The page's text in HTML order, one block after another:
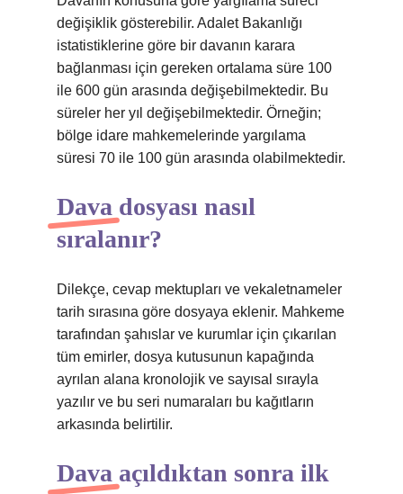
değişiklik gösterebilir. Adalet Bakanlığı
istatistiklerine göre bir davanın karara
bağlanması için gereken ortalama süre 100
ile 600 gün arasında değişebilmektedir. Bu
süreler her yıl değişebilmektedir. Örneğin;
bölge idare mahkemelerinde yargılama
süresi 70 ile 100 gün arasında olabilmektedir.
Dava dosyası nasıl
sıralanır?
Dilekçe, cevap mektupları ve vekaletnameler
tarih sırasına göre dosyaya eklenir. Mahkeme
tarafından şahıslar ve kurumlar için çıkarılan
tüm emirler, dosya kutusunun kapağında
ayrılan alana kronolojik ve sayısal sırayla
yazılır ve bu seri numaraları bu kağıtların
arkasında belirtilir.
Dava açıldıktan sonra ilk